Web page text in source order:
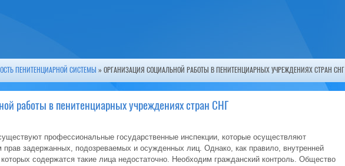
ПЕНИТЕНЦИАРНОЙ СИСТЕМЫ » ОРГАНИЗАЦИЯ СОЦИАЛЬНОЙ РАБОТЫ В ПЕНИТЕНЦИАРНЫХ УЧРЕЖДЕНИЯХ СТРАН СНГ
работы в пенитенциарных учреждениях стран СНГ
профессиональные государственные инспекции, которые осуществляют
прав задержанных, подозреваемых и осужденных лиц. Однако, как правило, внутренней
содержатся такие лица недостаточно. Необходим гражданский контроль. Общество